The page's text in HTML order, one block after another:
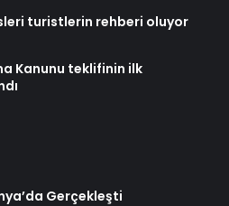
turistlerin rehberi oluyor
Kanunu teklifinin ilk
Gerçekleşti